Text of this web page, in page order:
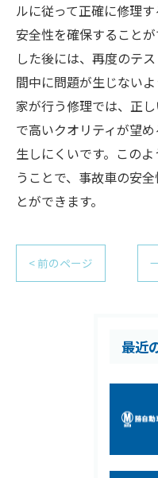
ルに従って正確に修理
安全性を確保すること
した後には、再度のテ
間中に問題が生じない
家が行う修理では、正
で高いクオリティが望
生しにくいです。この
うことで、事故車の安
とができます。
< 前のページ
最近